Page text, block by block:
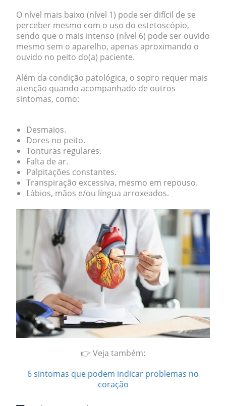
O nível mais baixo (nível 1) pode ser difícil de se
perceber mesmo com o uso do estetoscópio,
sendo que o mais intenso (nível 6) pode ser ouvido
mesmo sem o aparelho, apenas aproximando o
ouvido no peito do(a) paciente.
Além da condição patológica, o sopro requer mais
atenção quando acompanhado de outros
sintomas, como:
Desmaios.
Dores no peito.
Tonturas regulares.
Falta de ar.
Palpitações constantes.
Transpiração excessiva, mesmo em repouso.
Lábios, mãos e/ou língua arroxeados.
👉 Veja também:
6 sintomas que podem indicar problemas no
coração